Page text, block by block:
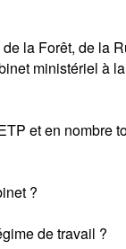
la Forêt, de la
ministériel à
et en
?
de travail ?